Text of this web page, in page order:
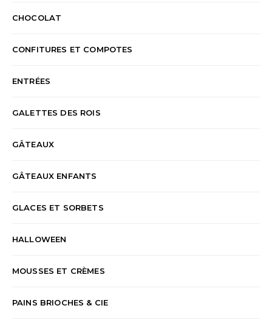
CHOCOLAT
CONFITURES ET COMPOTES
ENTRÉES
GALETTES DES ROIS
GÂTEAUX
GÂTEAUX ENFANTS
GLACES ET SORBETS
HALLOWEEN
MOUSSES ET CRÈMES
PAINS BRIOCHES & CIE